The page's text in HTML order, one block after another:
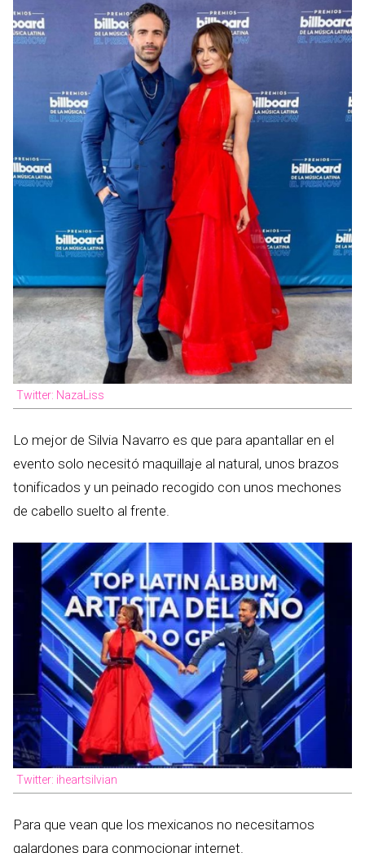
Twitter: NazaLiss
Lo mejor de Silvia Navarro es que para apantallar en el
evento solo necesitó maquillaje al natural, unos brazos
tonificados y un peinado recogido con unos mechones
de cabello suelto al frente.
Twitter: iheartsilvian
Para que vean que los mexicanos no necesitamos
galardones para conmocionar internet.